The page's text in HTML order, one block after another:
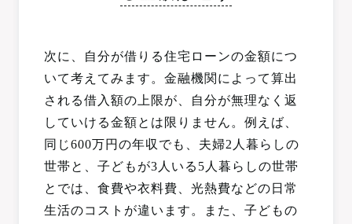
次に、自分が借りる住宅ローンの金額につ
いて考えてみます。金融機関によって算出
される借入額の上限が、自分が無理なく返
していける金額とは限りません。例えば、
同じ600万円の年収でも、夫婦2人暮らしの
世帯と、子どもが3人いる5人暮らしの世帯
とでは、食費や衣料費、光熱費などの日常
生活のコストが違います。また、子どもの